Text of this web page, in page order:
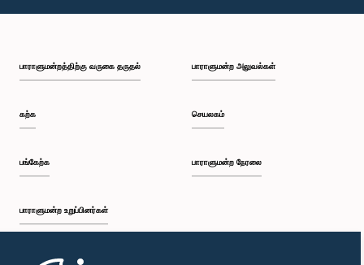
பாராளுமன்றத்திற்கு வருகை தருதல்
கற்க
பங்கேற்க
பாராளுமன்ற உறுப்பினர்கள்
முதற்பக்கம்
பாராளுமன்ற அலுவல்கள்
செயலகம்
பாராளுமன்ற நேரலை